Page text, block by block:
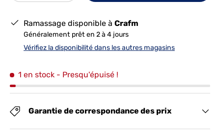
Ramassage disponible à Crafm
Généralement prêt en 2 à 4 jours
Vérifiez la disponibilité dans les autres magasins
1 en stock - Presqu'épuisé !
Garantie de correspondance des prix